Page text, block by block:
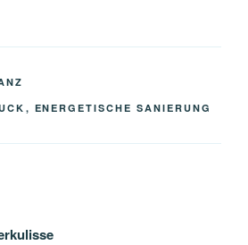
, ENERGETISCHE SANIERUNG